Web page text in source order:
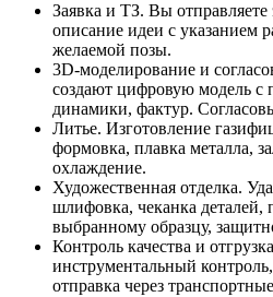
Заявка и ТЗ. Вы
описание идеи с указанием
желаемой позы.
3D-моделирование и
создают цифровую модель с
динамики, фактур.
Литье. Изготовление
формовка, плавка металла,
охлаждение.
Художественная отделка.
шлифовка, чеканка деталей,
выбранному образцу,
Контроль качества и
инструментальный
отправка через